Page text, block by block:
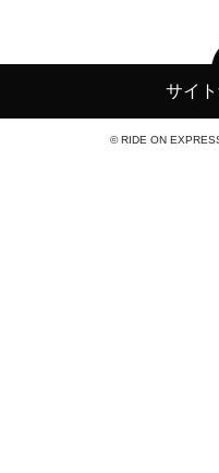
サイ
© RIDE ON